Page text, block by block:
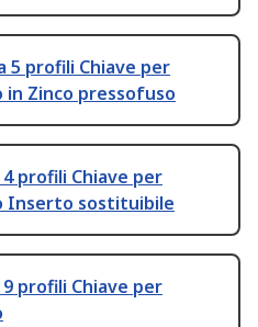
5 profili Chiave per
Zinco pressofuso
4 profili Chiave per
Inserto sostituibile
9 profili Chiave per